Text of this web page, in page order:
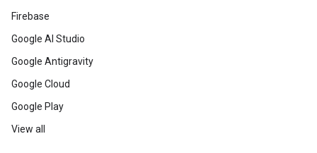
Firebase
Google AI Studio
Google Antigravity
Google Cloud
Google Play
View all